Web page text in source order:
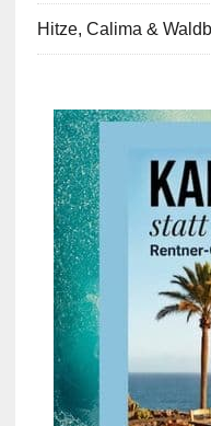
Hitze, Calima &